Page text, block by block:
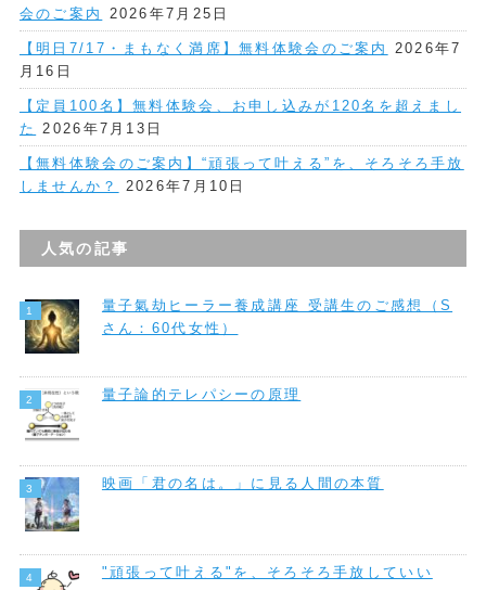
会のご案内
2026年7月25日
【明日7/17・まもなく満席】無料体験会のご案内
2026年7
月16日
【定員100名】無料体験会、お申し込みが120名を超えまし
た
2026年7月13日
【無料体験会のご案内】“頑張って叶える”を、そろそろ手放
しませんか？
2026年7月10日
人気の記事
量子氣劫ヒーラー養成講座 受講生のご感想（S
さん：60代女性）
量子論的テレパシーの原理
映画「君の名は。」に見る人間の本質
"頑張って叶える"を、そろそろ手放していい